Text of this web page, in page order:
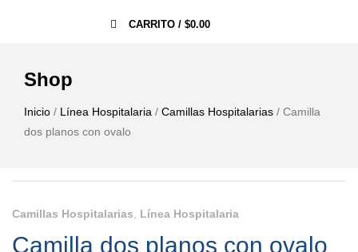
CARRITO / $0.00
Shop
Inicio / Línea Hospitalaria / Camillas Hospitalarias / Camilla
dos planos con ovalo
Camillas Hospitalarias Línea Hospitalaria
Camilla dos planos con ovalo